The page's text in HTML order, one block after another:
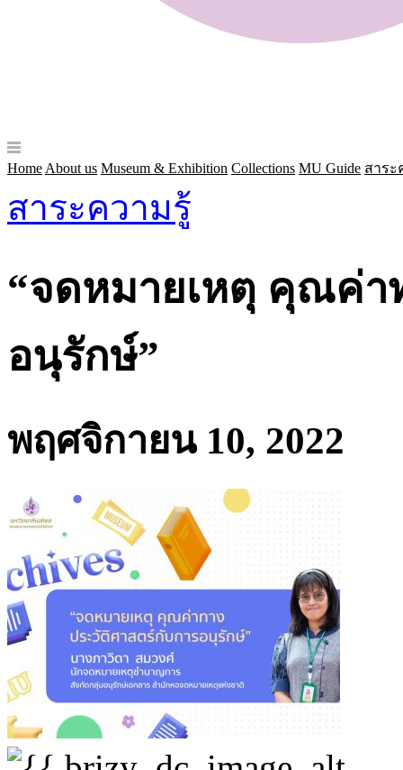
Home About us Museum & Exhibition Collections MU Guide สาระ
สาระความรู้
“จดหมายเหตุ คุณค่า
อนุรักษ์”
พฤศจิกายน 10, 2022